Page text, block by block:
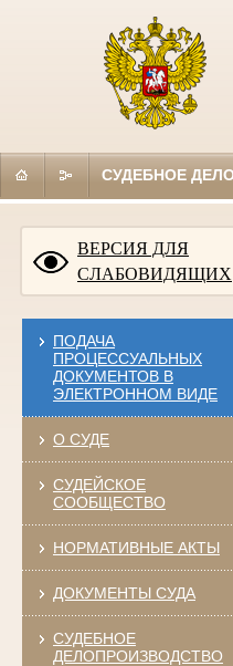
СУДЕБНОЕ
ВЕРСИЯ ДЛЯ
СЛАБОВИДЯЩИХ
ПОДАЧА
ПРОЦЕССУАЛЬНЫХ
ДОКУМЕНТОВ В
ЭЛЕКТРОННОМ ВИДЕ
О СУДЕ
СУДЕЙСКОЕ
СООБЩЕСТВО
НОРМАТИВНЫЕ АКТЫ
ДОКУМЕНТЫ СУДА
СУДЕБНОЕ
ДЕЛОПРОИЗВОДСТВО